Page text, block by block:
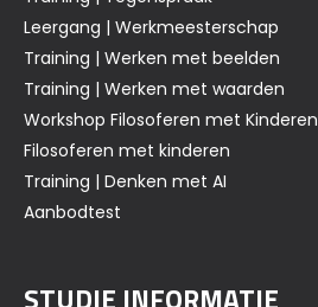
Leergang | Werkmeesterschap
Training | Werken met beelden
Training | Werken met waarden
Workshop Filosoferen met Kinderen
Filosoferen met kinderen
Training | Denken met AI
Aanbodtest